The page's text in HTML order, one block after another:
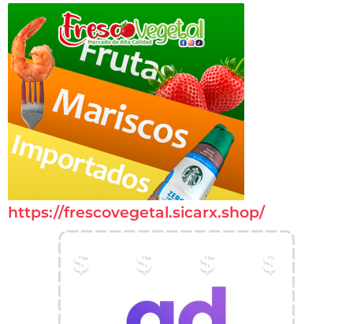
https://frescovegetal.sicarx.shop/